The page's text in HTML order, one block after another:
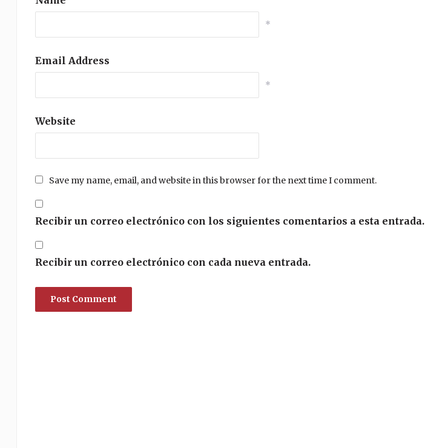
*
Email Address
*
Website
Save my name, email, and website in this browser for the next time I comment.
Recibir un correo electrónico con los siguientes comentarios a esta entrada.
Recibir un correo electrónico con cada nueva entrada.